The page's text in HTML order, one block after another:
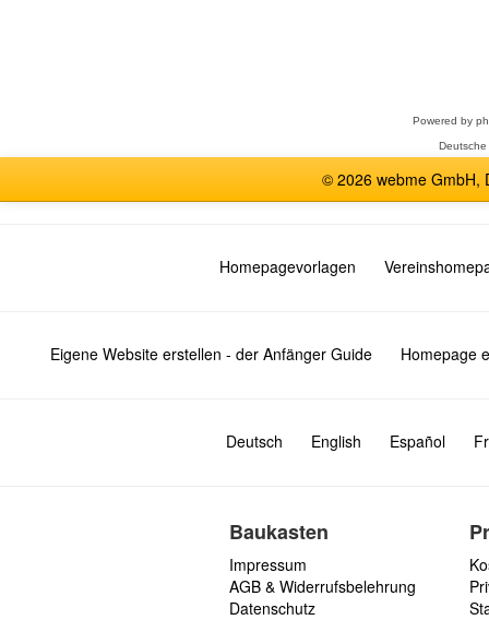
Powered by
© 2026 webme GmbH,
Homepagevorlagen
Eigene Website erstellen - der Anfänger Guide Homepage
Deutsch English Español
Baukasten
Impressum
AGB & Widerrufsbelehrung
Datenschutz